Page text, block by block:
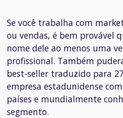
Se você trabalha com
ou vendas, é bem provável
nome dele ao menos uma
profissional. Também
best-seller traduzido para
empresa estadunidense
países e mundialmente
segmento.